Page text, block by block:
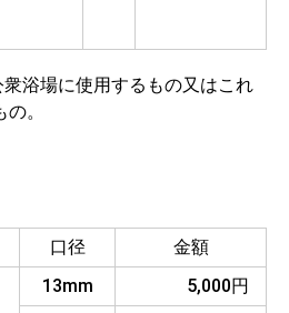
浴場に使用するもの又はこれ
。
口径 金額
13mm 5,000円